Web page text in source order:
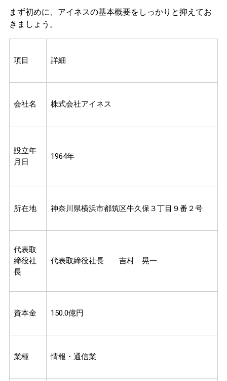
まず初めに、アイネスの基本概要をしっかりと抑えてお
きましょう。
項目 詳細
会社名 株式会社アイネス
設立年
月日
1964年
所在地 神奈川県横浜市都筑区牛久保３丁目９番２号
代表取
締役社
長
代表取締役社長 吉村 晃一
資本金 150.0億円
業種 情報・通信業